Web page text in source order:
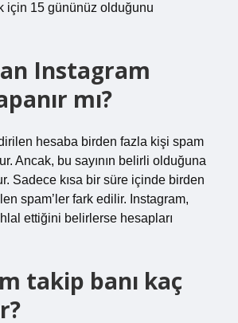
için 15 gününüz olduğunu
Instagram
mı?
hesaba birden fazla kişi spam
Ancak, bu sayının belirli olduğuna
Sadece kısa bir süre içinde birden
spam’ler fark edilir. Instagram,
ettiğini belirlerse hesapları
takip banı kaç